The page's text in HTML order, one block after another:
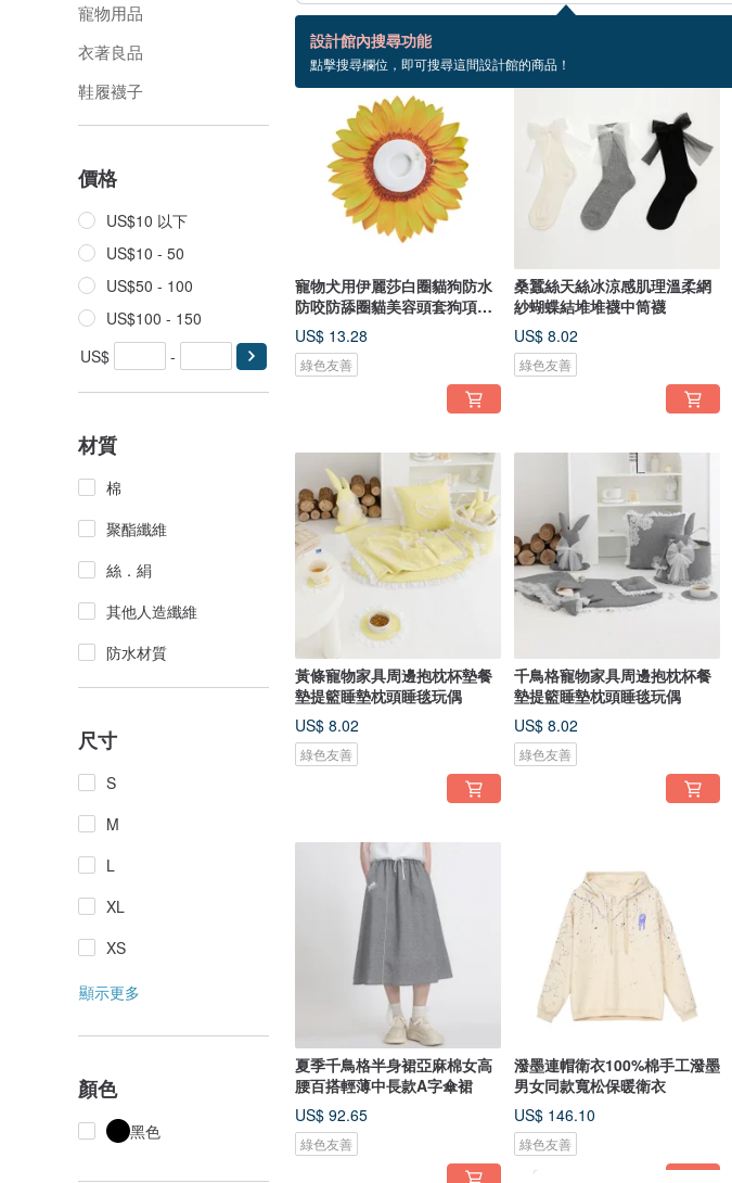
寵物用品
衣著良品
鞋履襪子
價格
US$10 以下
US$10 - 50
US$50 - 100
US$100 - 150
US$
-
材質
棉
聚酯纖維
絲．絹
其他人造纖維
防水材質
尺寸
S
M
L
XL
XS
顯示更多
顏色
黑色
設計館內搜尋功能
點擊搜尋欄位，即可搜尋這間設計館的商品！
31 個商品
寵物犬用伊麗莎白圈貓狗防水
防咬防舔圈貓美容頭套狗項圈
防護
US$ 13.28
綠色友善
桑蠶絲天絲冰涼感肌理溫柔網
紗蝴蝶結堆堆襪中筒襪
US$ 8.02
綠色友善
黃條寵物家具周邊抱枕杯墊餐
墊提籃睡墊枕頭睡毯玩偶
US$ 8.02
綠色友善
千鳥格寵物家具周邊抱枕杯餐
墊提籃睡墊枕頭睡毯玩偶
US$ 8.02
綠色友善
夏季千鳥格半身裙亞麻棉女高
腰百搭輕薄中長款A字傘裙
US$ 92.65
綠色友善
潑墨連帽衛衣100%棉手工潑墨
男女同款寬松保暖衛衣
US$ 146.10
綠色友善